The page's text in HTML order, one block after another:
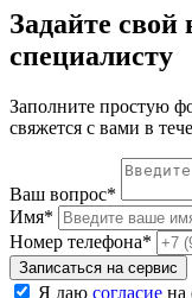
Задайте свой
специалисту
Заполните простую
свяжется с вами в
Ваш вопрос*
Имя*
Номер телефона*
Записаться на сервис
Я даю согласие на